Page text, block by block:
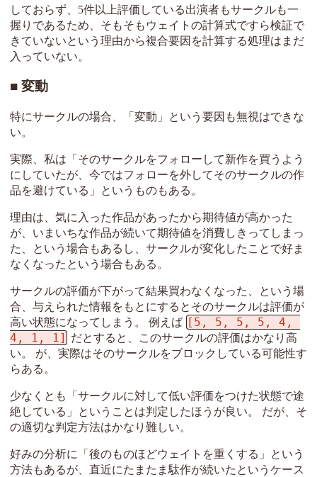
しておらず、5件以上評価している出演者もサークルも一
握りであるため、そもそもウェイトの計算式ですら検証で
きていないという理由から複合要因を計算する処理はまだ
入っていない。
変動
特にサークルの場合、「変動」という要因も無視はできな
い。
実際、私は「そのサークルをフォローして新作を買うよう
にしていたが、今ではフォローを外してそのサークルの作
品を避けている」というものもある。
理由は、気に入った作品があったから期待値が高かった
が、いまいちな作品が続いて期待値を消費しきってしまっ
た、という場合もあるし、サークルが変化したことで好ま
なくなったという場合もある。
サークルの評価が下がって結果買わなくなった、という場
合、与えられた情報をもとにするとそのサークルは評価が
高い状態になってしまう。 例えば [5, 5, 5, 5, 4,
4, 1, 1]
だとすると、このサークルの評価はかなり高
い。 が、実際はそのサークルをブロックしている可能性す
らある。
少なくとも「サークルに対して低い評価をつけた状態で途
絶している」ということは判定したほうが良い。 だが、そ
の適切な判定方法はかなり難しい。
好みの分析に「後のものほどウェイトを重くする」という
方法もあるが、直近にたまたま駄作が続いたというケース